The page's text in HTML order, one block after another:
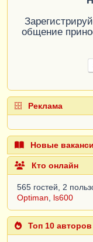
общение
Реклама
Новые
Кто онлайн
565 гостей, 2
Optiman, ls600
Топ 10